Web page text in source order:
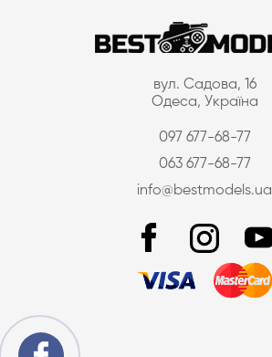
вул. Садова, 16
Одеса, Україна
097 677-68-77
063 677-68-77
info@bestmodels.ua